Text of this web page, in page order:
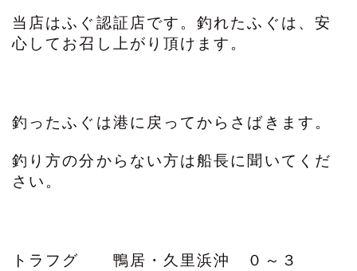
当店はふぐ認証店です。釣れたふぐは、安
心してお召し上がり頂けます。
釣ったふぐは港に戻ってからさばきます。
釣り方の分からない方は船長に聞いてくだ
さい。
トラフグ 鴨居・久里浜沖 ０～３